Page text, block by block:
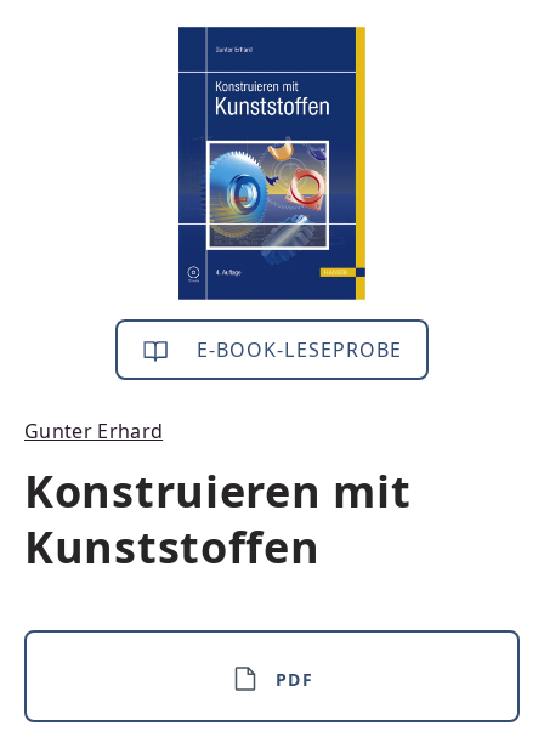
Bildergalerie überspringen
E-BOOK-LESEPROBE
Gunter Erhard
Konstruieren mit
Kunststoffen
PDF